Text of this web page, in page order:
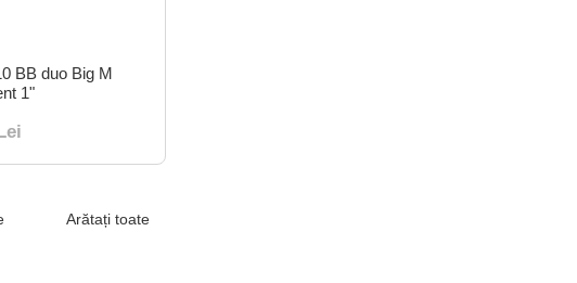
BB duo Big M
1"
Arătați toate